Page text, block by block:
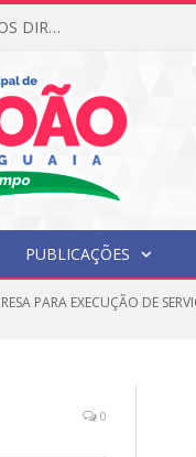
EDITAL DE CHAMADA PÚBLICA Nº 001/2026 CONSELHO DOS DIREITOS DA CRIANÇA E DO ADOLESCENTE
PUBLICAÇÕES
PARA EXECUÇÃO DE
0